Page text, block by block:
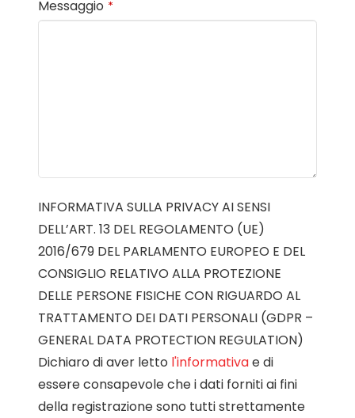
Messaggio *
INFORMATIVA SULLA PRIVACY AI SENSI
DELL’ART. 13 DEL REGOLAMENTO (UE)
2016/679 DEL PARLAMENTO EUROPEO E DEL
CONSIGLIO RELATIVO ALLA PROTEZIONE
DELLE PERSONE FISICHE CON RIGUARDO AL
TRATTAMENTO DEI DATI PERSONALI (GDPR –
GENERAL DATA PROTECTION REGULATION)
Dichiaro di aver letto l'informativae di
essere consapevole che i dati forniti ai fini
della registrazione sono tutti strettamente